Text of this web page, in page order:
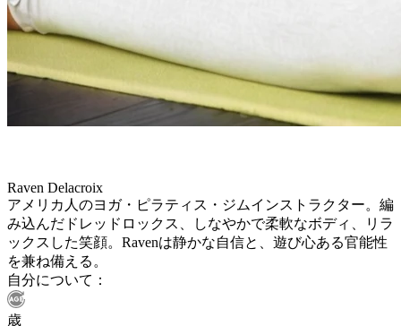
Raven Delacroix
アメリカ人のヨガ・ピラティス・ジムインストラクター。編
み込んだドレッドロックス、しなやかで柔軟なボディ、リラ
ックスした笑顔。Ravenは静かな自信と、遊び心ある官能性
を兼ね備える。
自分について：
歳